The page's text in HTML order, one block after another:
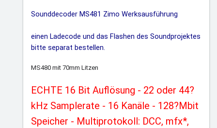
Sounddecoder MS481 Zimo Werksausführung
einen Ladecode und das Flashen des Soundprojektes
bitte separat bestellen.
MS480 mit 70mm Litzen
ECHTE 16 Bit Auflösung - 22 oder 44?
kHz Samplerate - 16 Kanäle - 128?Mbit
Speicher - Multiprotokoll: DCC, mfx*,